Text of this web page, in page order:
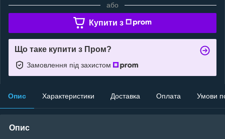
або
Купити з
Що таке купити з Пром?
Замовлення під захистом
Опис Характеристики Доставка Оплата Умови
Опис